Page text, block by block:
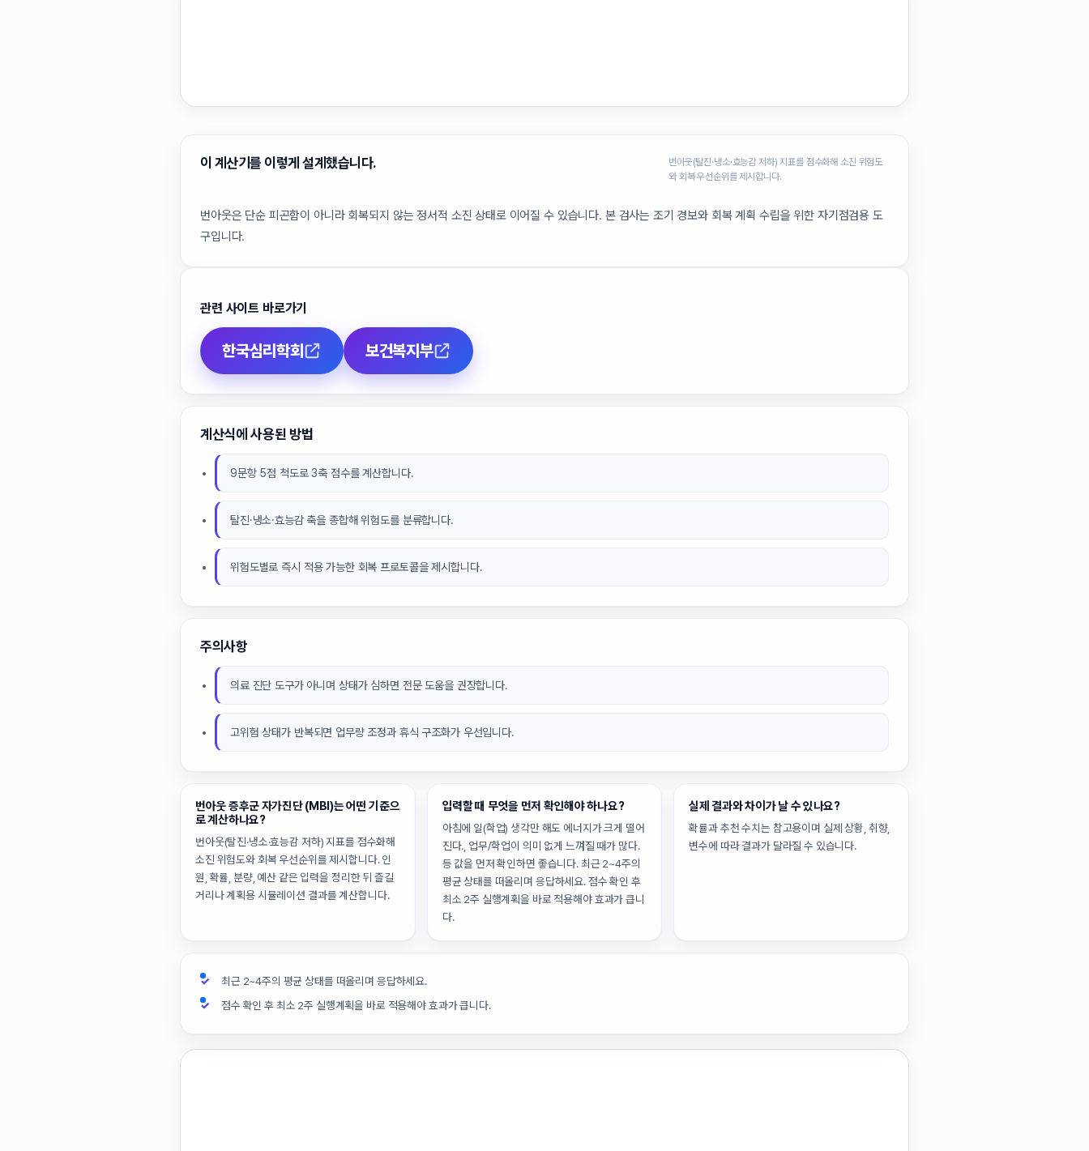
이 계산기를 이렇게 설계했습니다.
번아웃(탈진·냉소·효능감 저하) 지표를 점수화해 소진 위험도
와 회복 우선순위를 제시합니다.
번아웃은 단순 피곤함이 아니라 회복되지 않는 정서적 소진 상태로 이어질 수 있습니다. 본 검사는 조기 경보와 회복 계획 수립을 위한 자기점검용 도
구입니다.
관련 사이트 바로가기
한국심리학회 보건복지부
계산식에 사용된 방법
9문항 5점 척도로 3축 점수를 계산합니다.
탈진·냉소·효능감 축을 종합해 위험도를 분류합니다.
위험도별로 즉시 적용 가능한 회복 프로토콜을 제시합니다.
주의사항
의료 진단 도구가 아니며 상태가 심하면 전문 도움을 권장합니다.
고위험 상태가 반복되면 업무량 조정과 휴식 구조화가 우선입니다.
번아웃 증후군 자가진단 (MBI)는 어떤 기준으
로 계산하나요?
번아웃(탈진·냉소·효능감 저하) 지표를 점수화해
소진 위험도와 회복 우선순위를 제시합니다. 인
원, 확률, 분량, 예산 같은 입력을 정리한 뒤 즐길
거리나 계획용 시뮬레이션 결과를 계산합니다.
입력할 때 무엇을 먼저 확인해야 하나요?
아침에 일(학업) 생각만 해도 에너지가 크게 떨어
진다., 업무/학업이 의미 없게 느껴질 때가 많다.
등 값을 먼저 확인하면 좋습니다. 최근 2~4주의
평균 상태를 떠올리며 응답하세요. 점수 확인 후
최소 2주 실행계획을 바로 적용해야 효과가 큽니
다.
실제 결과와 차이가 날 수 있나요?
확률과 추천 수치는 참고용이며 실제 상황, 취향,
변수에 따라 결과가 달라질 수 있습니다.
최근 2~4주의 평균 상태를 떠올리며 응답하세요.
점수 확인 후 최소 2주 실행계획을 바로 적용해야 효과가 큽니다.